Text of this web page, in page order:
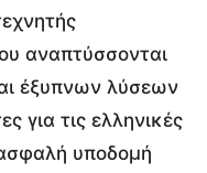
αναπτύσσονται
έξυπνων λύσεων
για τις ελληνικές
υποδομή